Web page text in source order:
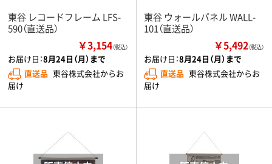
東谷 レコードフレーム LFS-
590（直送品）
￥3,154（税込）
お届け日：8月24日（月）まで
直送品 東谷株式会社からお
届け
東谷 ウォールパネル WALL-
101（直送品）
￥5,492（税込）
お届け日：8月24日（月）まで
直送品 東谷株式会社からお
届け